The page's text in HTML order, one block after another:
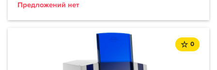
Предложений нет
0